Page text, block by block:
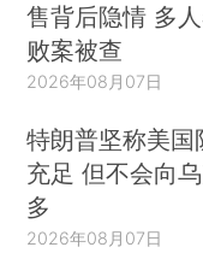
售背后隐情 多
败案被查
2026年08月07日
特朗普坚称美
充足 但不会向
多
2026年08月07日